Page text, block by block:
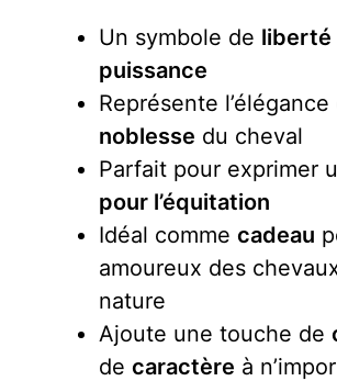
Un symbole de liberté
puissance
Représente l’élégance
noblesse du cheval
Parfait pour exprimer
pour l’équitation
Idéal comme cadeau
amoureux des
nature
Ajoute une touche de
de caractère à